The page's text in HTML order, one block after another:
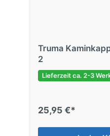
Truma
2
Lieferzeit ca. 2-3
25,95 €*